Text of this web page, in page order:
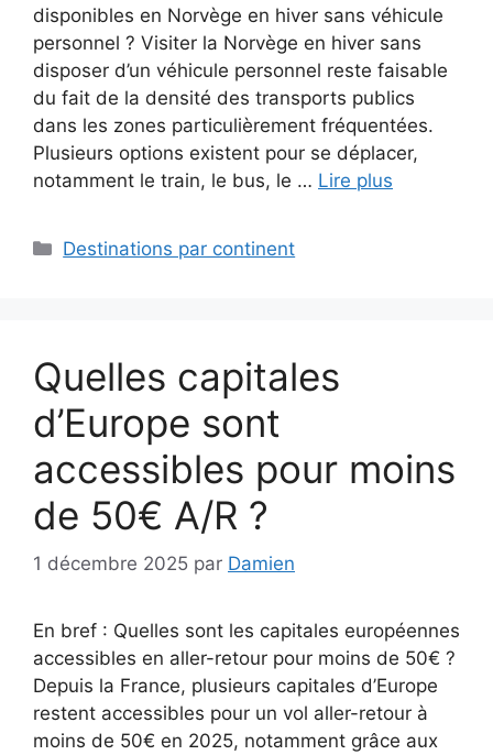
disponibles en Norvège en hiver sans véhicule
personnel ? Visiter la Norvège en hiver sans
disposer d’un véhicule personnel reste faisable
du fait de la densité des transports publics
dans les zones particulièrement fréquentées.
Plusieurs options existent pour se déplacer,
notamment le train, le bus, le … Lire plus
Catégories
Destinations par continent
Quelles capitales
d’Europe sont
accessibles pour moins
de 50€ A/R ?
1 décembre 2025 par Damien
En bref : Quelles sont les capitales européennes
accessibles en aller-retour pour moins de 50€ ?
Depuis la France, plusieurs capitales d’Europe
restent accessibles pour un vol aller-retour à
moins de 50€ en 2025, notamment grâce aux